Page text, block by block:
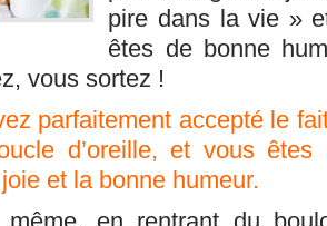
pire dans la vie »
êtes de bonne
vous sortez !
parfaitement accepté le
d’oreille, et vous
et la bonne humeur.